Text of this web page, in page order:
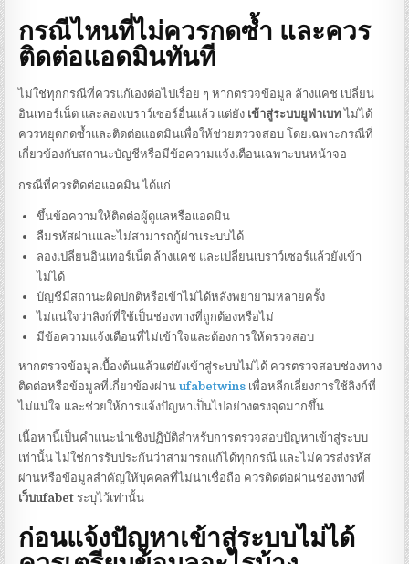
กรณีไหนที่ไม่ควรกดซ้ำ และควร
ติดต่อแอดมินทันที
ไม่ใช่ทุกกรณีที่ควรแก้เองต่อไปเรื่อย ๆ หากตรวจข้อมูล ล้างแคช เปลี่ยน
อินเทอร์เน็ต และลองเบราว์เซอร์อื่นแล้ว แต่ยัง เข้าสู่ระบบยูฟ่าเบทไม่ได้
ควรหยุดกดซ้ำและติดต่อแอดมินเพื่อให้ช่วยตรวจสอบ โดยเฉพาะกรณีที่
เกี่ยวข้องกับสถานะบัญชีหรือมีข้อความแจ้งเตือนเฉพาะบนหน้าจอ
กรณีที่ควรติดต่อแอดมิน ได้แก่
ขึ้นข้อความให้ติดต่อผู้ดูแลหรือแอดมิน
ลืมรหัสผ่านและไม่สามารถกู้ผ่านระบบได้
ลองเปลี่ยนอินเทอร์เน็ต ล้างแคช และเปลี่ยนเบราว์เซอร์แล้วยังเข้า
ไม่ได้
บัญชีมีสถานะผิดปกติหรือเข้าไม่ได้หลังพยายามหลายครั้ง
ไม่แน่ใจว่าลิงก์ที่ใช้เป็นช่องทางที่ถูกต้องหรือไม่
มีข้อความแจ้งเตือนที่ไม่เข้าใจและต้องการให้ตรวจสอบ
หากตรวจข้อมูลเบื้องต้นแล้วแต่ยังเข้าสู่ระบบไม่ได้ ควรตรวจสอบช่องทาง
ติดต่อหรือข้อมูลที่เกี่ยวข้องผ่านufabetwins เพื่อหลีกเลี่ยงการใช้ลิงก์ที่
ไม่แน่ใจ และช่วยให้การแจ้งปัญหาเป็นไปอย่างตรงจุดมากขึ้น
เนื้อหานี้เป็นคำแนะนำเชิงปฏิบัติสำหรับการตรวจสอบปัญหาเข้าสู่ระบบ
เท่านั้น ไม่ใช่การรับประกันว่าสามารถแก้ได้ทุกกรณี และไม่ควรส่งรหัส
ผ่านหรือข้อมูลสำคัญให้บุคคลที่ไม่น่าเชื่อถือ ควรติดต่อผ่านช่องทางที่
เว็บufabet ระบุไว้เท่านั้น
ก่อนแจ้งปัญหาเข้าสู่ระบบไม่ได้